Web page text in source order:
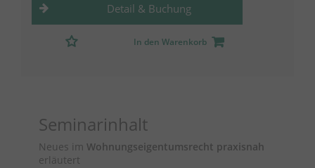
Detail & Buchung
In den Warenkorb
Seminarinhalt
Neues im Wohnungseigentumsrecht praxisnah
erläutert